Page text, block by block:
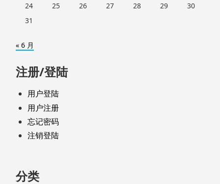
24
25 26 27 28 29
30
31
« 6 月
注册/登陆
用户登陆
用户注册
忘记密码
注销登陆
分类